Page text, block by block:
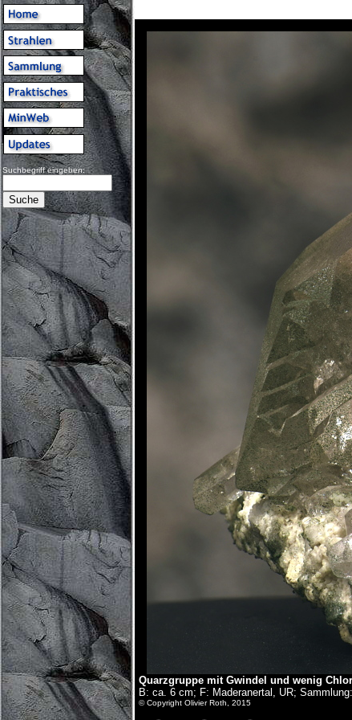
Suchbegriff eingeben:
Quarzgruppe mit Gwindel und wenig
B: ca. 6 cm; F: Maderanertal, UR;
© Copyright Olivier Roth, 2015